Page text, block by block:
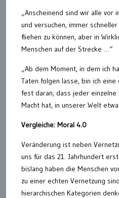
„Anscheinend sind wir alle vor
und versuchen, immer
fliehen zu können, aber in
Menschen auf der Strecke …“
„Ab dem Moment, in dem ich
Taten folgen lasse, bin ich
fest daran, dass jeder einzelne
Macht hat, in unserer Welt
Vergleiche: Moral 4.0
Veränderung ist neben
uns für das 21. Jahrhundert
bislang haben die Menschen
zu einer echten Vernetzung
hierarchischen Kategorien